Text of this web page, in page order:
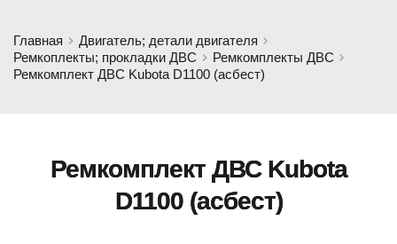
Главная
Двигатель; детали двигателя
Ремкоплекты; прокладки ДВС
Ремкомплекты ДВС
Ремкомплект ДВС Kubota D1100 (асбест)
Ремкомплект ДВС Kubota
D1100 (асбест)